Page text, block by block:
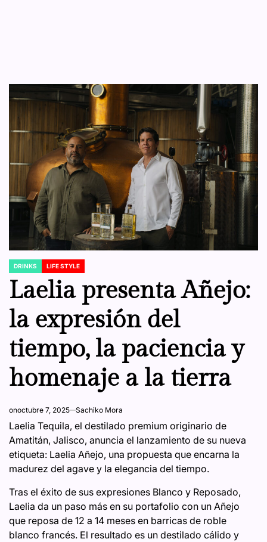
POSTED
IN
DRINKS LIFE STYLE
Laelia presenta Añejo:
la expresión del
tiempo, la paciencia y
homenaje a la tierra
onoctubre 7, 2025 Sachiko Mora
Laelia Tequila, el destilado premium originario de
Amatitán, Jalisco, anuncia el lanzamiento de su nueva
etiqueta: Laelia Añejo, una propuesta que encarna la
madurez del agave y la elegancia del tiempo.
Tras el éxito de sus expresiones Blanco y Reposado,
Laelia da un paso más en su portafolio con un Añejo
que reposa de 12 a 14 meses en barricas de roble
blanco francés. El resultado es un destilado cálido y